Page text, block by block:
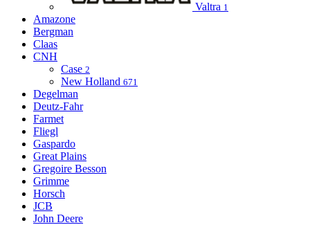
Valtra 1
Amazone
Bergman
Claas
CNH
Case 2
New Holland 671
Degelman
Deutz-Fahr
Farmet
Fliegl
Gaspardo
Great Plains
Gregoire Besson
Grimme
Horsch
JCB
John Deere